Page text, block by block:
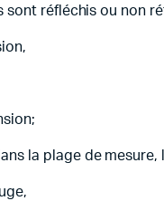
sont réfléchis ou non
la plage de